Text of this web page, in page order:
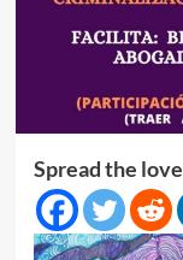
Spread the love